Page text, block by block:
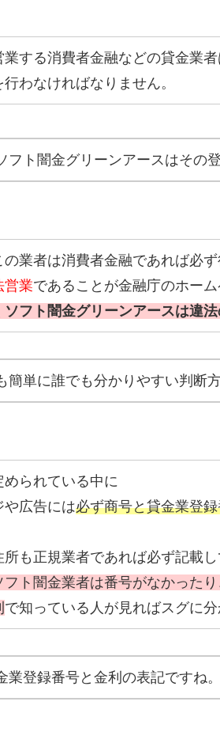
業する消費者金融などの貸金業
わなければなりません。
フト闇金グリーンアースはその
の業者は消費者金融であれば必
営業であることが金融庁のホー
ソフト闇金グリーンアースは違
簡単に誰でも分かりやすい判断
られている中に
や広告には必ず商号と貸金業登
も正規業者であれば必ず記載し
フト闇金業者は番号がなかった
で知っている人が見ればスグに分
業登録番号と金利の表記ですね